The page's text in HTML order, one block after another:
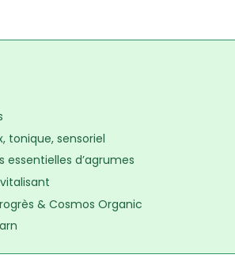
tonique, sensoriel
essentielles d’agrumes
& Cosmos Organic